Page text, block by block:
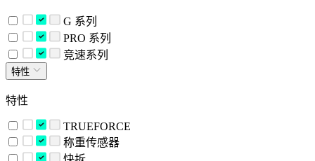
G 系列
PRO 系列
竞速系列
特性
特性
TRUEFORCE
称重传感器